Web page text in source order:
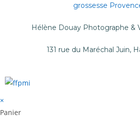
grossesse
Hélène Douay Photographe &
131 rue du Maréchal Juin,
×
Panier